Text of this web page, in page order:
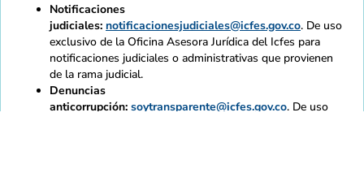
Notificaciones
judiciales: notificacionesjudiciales@icfes.gov.co. De uso
exclusivo de la Oficina Asesora Jurídica del Icfes para
notificaciones judiciales o administrativas que provienen
de la rama judicial.
Denuncias
anticorrupción: soytransparente@icfes.gov.co. De uso